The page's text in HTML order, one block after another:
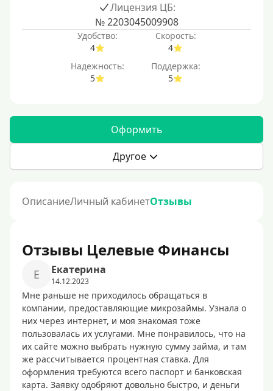
Лицензия ЦБ:
№ 2203045009908
Удобство:
4
Скорость:
4
Надежность:
5
Поддержка:
5
Оформить
Другое
ОписаниеЛичный кабинетОтзывы
Отзывы Целевые Финансы
Е Екатерина
14.12.2023
Мне раньше не приходилось обращаться в
компании, предоставляющие микрозаймы. Узнала о
них через интернет, и моя знакомая тоже
пользовалась их услугами. Мне понравилось, что на
их сайте можно выбрать нужную сумму займа, и там
же рассчитывается процентная ставка. Для
оформления требуются всего паспорт и банковская
карта. Заявку одобряют довольно быстро, и деньги